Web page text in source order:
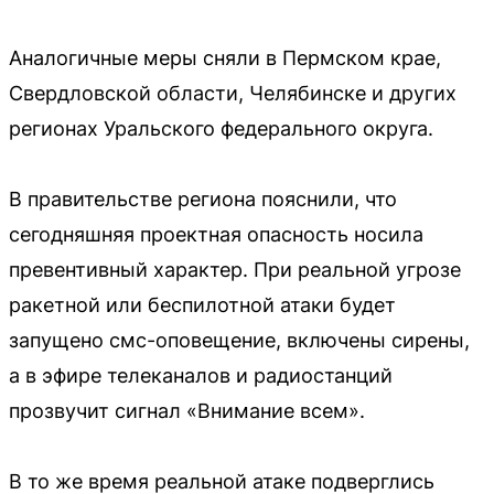
Аналогичные меры сняли в Пермском крае,
Свердловской области, Челябинске и других
регионах Уральского федерального округа.
В правительстве региона пояснили, что
сегодняшняя проектная опасность носила
превентивный характер. При реальной угрозе
ракетной или беспилотной атаки будет
запущено смс-оповещение, включены сирены,
а в эфире телеканалов и радиостанций
прозвучит сигнал «Внимание всем».
В то же время реальной атаке подверглись